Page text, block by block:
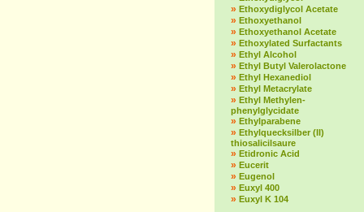
» Ethoxydiglycol Acetate
» Ethoxyethanol
» Ethoxyethanol Acetate
» Ethoxylated Surfactants
» Ethyl Alcohol
» Ethyl Butyl Valerolactone
» Ethyl Hexanediol
» Ethyl Metacrylate
» Ethyl Methylen-
phenylglycidate
» Ethylparabene
» Ethylquecksilber (II)
thiosalicilsaure
» Etidronic Acid
» Eucerit
» Eugenol
» Euxyl 400
» Euxyl K 104